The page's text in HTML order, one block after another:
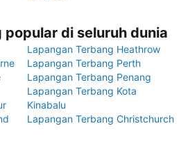
di seluruh dunia
Lapangan Terbang Heathrow
Lapangan Terbang Perth
Lapangan Terbang Penang
Lapangan Terbang Kota
Kinabalu
Lapangan Terbang Christchurch